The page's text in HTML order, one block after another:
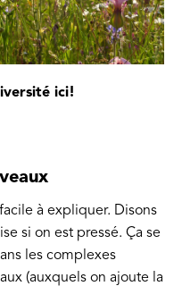
ici!
à expliquer. Disons
si on est pressé. Ça se
les complexes
(auxquels on ajoute la